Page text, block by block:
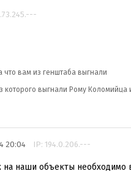
вам из генштаба выгнали
которого выгнали Рому Коломийца
20:04 IP: 194.0.206.---
на наши объекты